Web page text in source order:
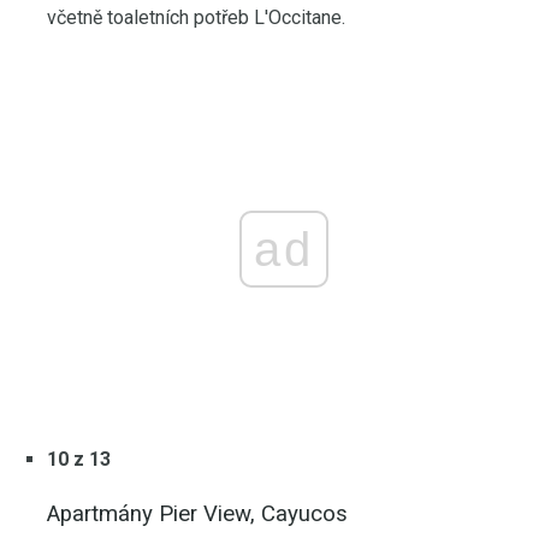
včetně toaletních potřeb L'Occitane.
ad
10 z 13
Apartmány Pier View, Cayucos